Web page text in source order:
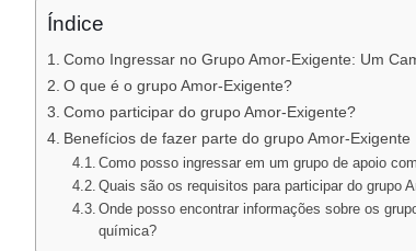
Índice
Como Ingressar no Grupo Amor-Exigente: Um
O que é o grupo Amor-Exigente?
Como participar do grupo Amor-Exigente?
Benefícios de fazer parte do grupo Amor-Exigente
Como posso ingressar em um grupo de apoio
Quais são os requisitos para participar do grupo
Onde posso encontrar informações sobre os
química?